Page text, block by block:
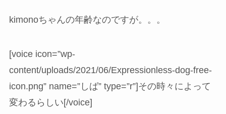
kimonoちゃんの年齢なのですが。。。
[voice icon=”wp-
content/uploads/2021/06/Expressionless-dog-free-
icon.png” name=”しば” type=”r”]その時々によって
変わるらしい[/voice]